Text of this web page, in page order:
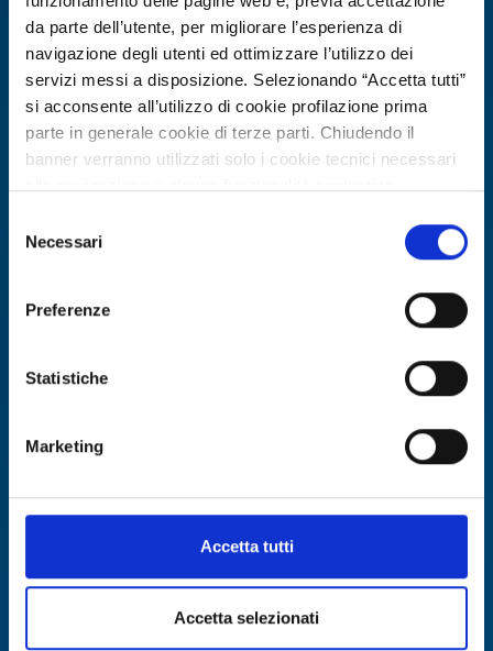
da parte dell’utente, per migliorare l’esperienza di
navigazione degli utenti ed ottimizzare l’utilizzo dei
servizi messi a disposizione. Selezionando “Accetta tutti”
si acconsente all’utilizzo di cookie profilazione prima
parte in generale cookie di terze parti. Chiudendo il
banner verranno utilizzati solo i cookie tecnici necessari
Per conoscere i dettagli, consulta la nostra cookie policy.
https://www.openinnovation.regione.lombardia.it/it/co
https://www.openinnovation.regione.lombardia.it/it/pr
delNecessari
Preferenze
Statistiche
Marketing
Accetta tutti
Accetta selezionati
Business request
acidi organici bio-based vegani per
ID: BRDE20260508023
DISCOVER MORE →